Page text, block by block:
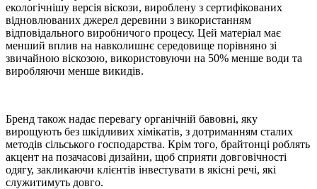
екологічнішу версія віскози, вироблену з сертифікованих
відновлюваних джерел деревини з використанням
відповідального виробничого процесу. Цей матеріал має
менший вплив на навколишнє середовище порівняно зі
звичайною віскозою, використовуючи на 50% менше води та
виробляючи менше викидів.
Бренд також надає перевагу органічній бавовні, яку
вирощують без шкідливих хімікатів, з дотриманням сталих
методів сільського господарства. Крім того, брайтонці роблять
акцент на позачасові дизайни, щоб сприяти довговічності
одягу, закликаючи клієнтів інвестувати в якісні речі, які
служитимуть довго.